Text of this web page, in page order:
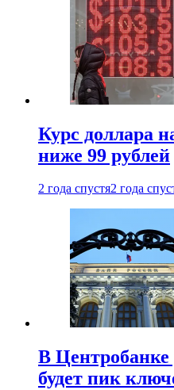
Курс доллара
ниже 99 рублей
2 года спустя2 года
В Центробанке
будет пик